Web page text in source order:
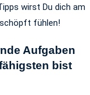
wirst Du dich am
fühlen!
Aufgaben
bist